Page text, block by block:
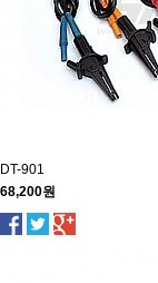
DT-901
68,200원